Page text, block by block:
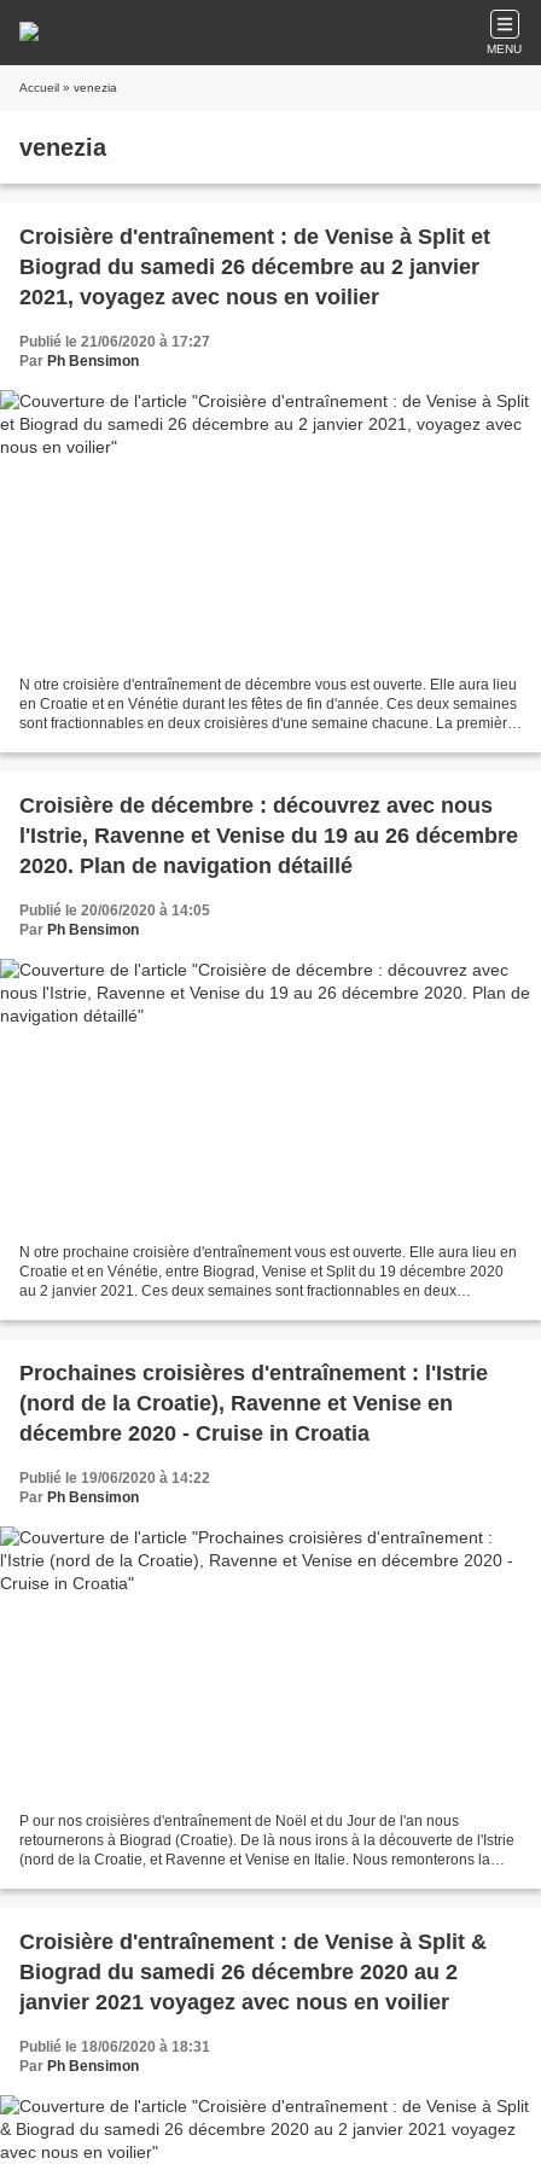
MENU
Accueil » venezia
venezia
Croisière d'entraînement : de Venise à Split et
Biograd du samedi 26 décembre au 2 janvier
2021, voyagez avec nous en voilier
Publié le 21/06/2020 à 17:27
Par Ph Bensimon
N otre croisière d'entraînement de décembre vous est ouverte. Elle aura lieu
en Croatie et en Vénétie durant les fêtes de fin d'année. Ces deux semaines
sont fractionnables en deux croisières d'une semaine chacune. La première
Croisière de décembre : découvrez avec nous
l'Istrie, Ravenne et Venise du 19 au 26 décembre
2020. Plan de navigation détaillé
Publié le 20/06/2020 à 14:05
Par Ph Bensimon
N otre prochaine croisière d'entraînement vous est ouverte. Elle aura lieu en
Croatie et en Vénétie, entre Biograd, Venise et Split du 19 décembre 2020
au 2 janvier 2021. Ces deux semaines sont fractionnables en deux
Prochaines croisières d'entraînement : l'Istrie
(nord de la Croatie), Ravenne et Venise en
décembre 2020 - Cruise in Croatia
Publié le 19/06/2020 à 14:22
Par Ph Bensimon
P our nos croisières d'entraînement de Noël et du Jour de l'an nous
retournerons à Biograd (Croatie). De là nous irons à la découverte de l'Istrie
(nord de la Croatie, et Ravenne et Venise en Italie. Nous remonterons la
Croisière d'entraînement : de Venise à Split &
Biograd du samedi 26 décembre 2020 au 2
janvier 2021 voyagez avec nous en voilier
Publié le 18/06/2020 à 18:31
Par Ph Bensimon